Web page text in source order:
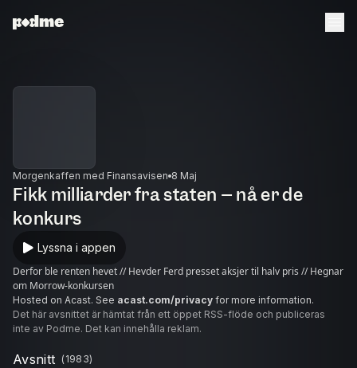
Morgenkaffen med Finansavisen 8 Maj
Fikk milliarder fra staten – nå er de
konkurs
Lyssna i appen
Derfor ble renten hevet // Hevder Ferd presset aksjer til halv pris // Hegnar
om Morrow-konkursen
Hosted on Acast. See acast.com/privacy for more information.
Det här avsnittet är hämtat från ett öppet RSS-flöde och publiceras
inte av Podme. Det kan innehålla reklam.
Avsnitt (1983)